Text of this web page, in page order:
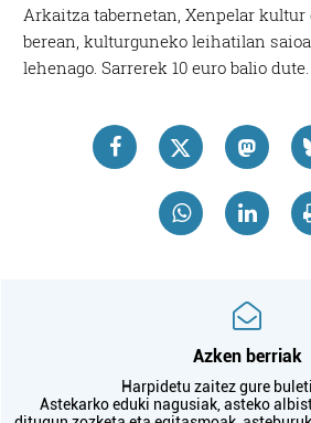
Arkaitza tabernetan, Xenpelar kultur
berean, kulturguneko leihatilan
lehenago. Sarrerek 10 euro balio dute.
Azken berriak
Harpidetu zaitez gure
Astekarko eduki nagusiak, asteko